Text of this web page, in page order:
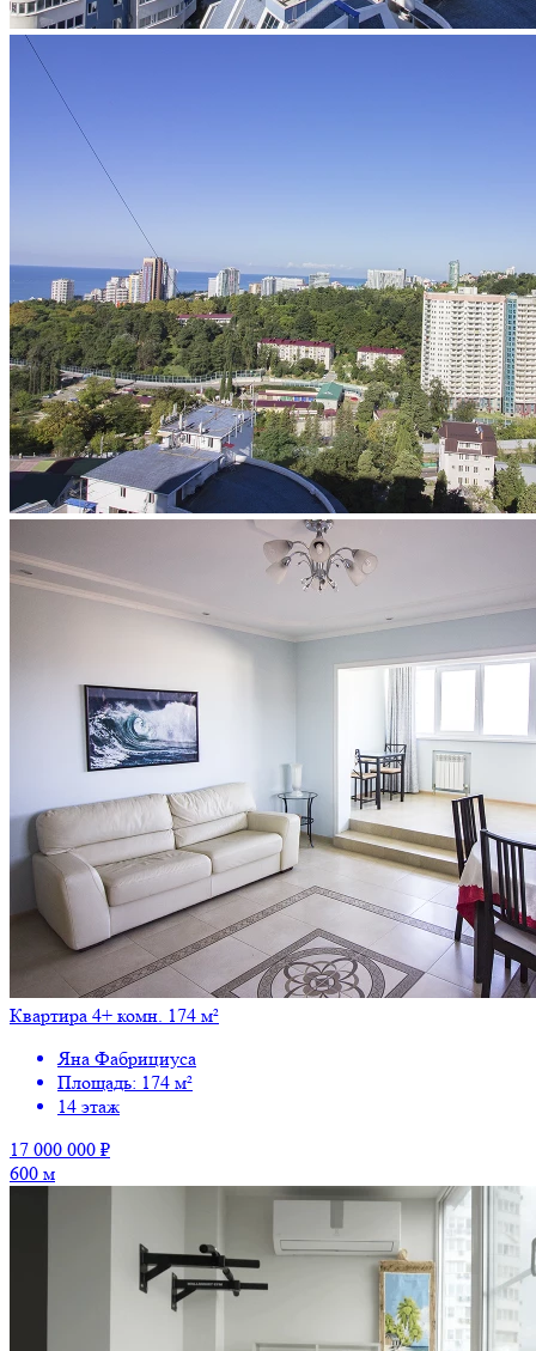
Квартира 4+ комн. 174 м²
Яна Фабрициуса
Площадь: 174 м²
14 этаж
17 000 000 ₽
600 м